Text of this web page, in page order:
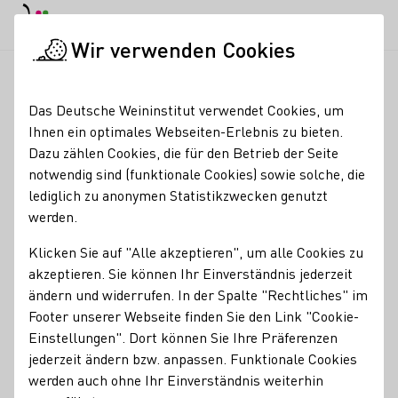
SZ-Podcasts
SZ-Magazin
(bei Änderung wird das Formular abgeschickt)
Auf ein Glas Wein mit Lena Gercke
EPISODE 29 15.11.2024
Auf ein Glas Wein mit Lena Gercke
Wir verwenden Cookies
Das Deutsche Weininstitut verwendet Cookies, um
Ihnen ein optimales Webseiten-Erlebnis zu bieten.
Dazu zählen Cookies, die für den Betrieb der Seite
notwendig sind (funktionale Cookies) sowie solche, die
lediglich zu anonymen Statistikzwecken genutzt
werden.
Klicken Sie auf "Alle akzeptieren", um alle Cookies zu
akzeptieren. Sie können Ihr Einverständnis jederzeit
ändern und widerrufen. In der Spalte "Rechtliches" im
Footer unserer Webseite finden Sie den Link "Cookie-
Einstellungen". Dort können Sie Ihre Präferenzen
jederzeit ändern bzw. anpassen. Funktionale Cookies
werden auch ohne Ihr Einverständnis weiterhin